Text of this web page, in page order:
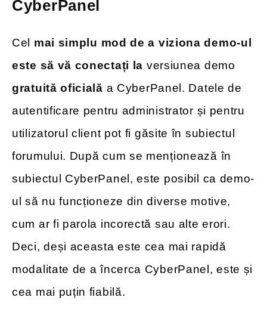
CyberPanel
Cel mai simplu mod de a viziona demo-ul
este să vă conectați la versiunea demo
gratuită oficială a CyberPanel. Datele de
autentificare pentru administrator și pentru
utilizatorul client pot fi găsite în subiectul
forumului. După cum se menționează în
subiectul CyberPanel, este posibil ca demo-
ul să nu funcționeze din diverse motive,
cum ar fi parola incorectă sau alte erori.
Deci, deși aceasta este cea mai rapidă
modalitate de a încerca CyberPanel, este și
cea mai puțin fiabilă.